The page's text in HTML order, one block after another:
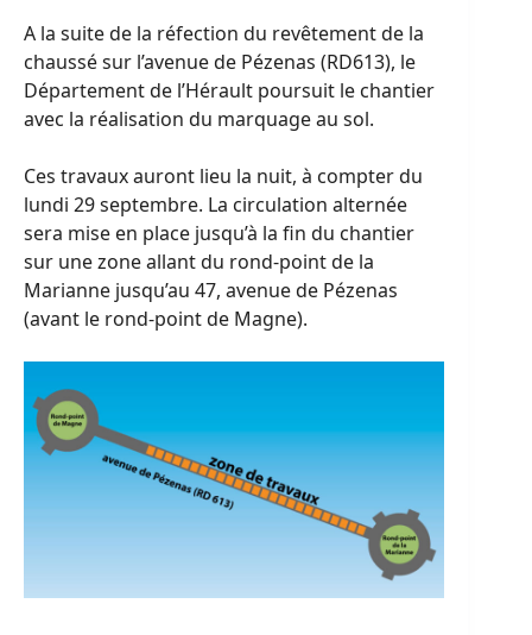
A la suite de la réfection du revêtement de la
chaussé sur l’avenue de Pézenas (RD613), le
Département de l’Hérault poursuit le chantier
avec la réalisation du marquage au sol.
Ces travaux auront lieu la nuit, à compter du
lundi 29 septembre. La circulation alternée
sera mise en place jusqu’à la fin du chantier
sur une zone allant du rond-point de la
Marianne jusqu’au 47, avenue de Pézenas
(avant le rond-point de Magne).